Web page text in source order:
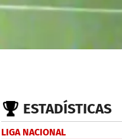
ESTADÍSTICAS
LIGA NACIONAL